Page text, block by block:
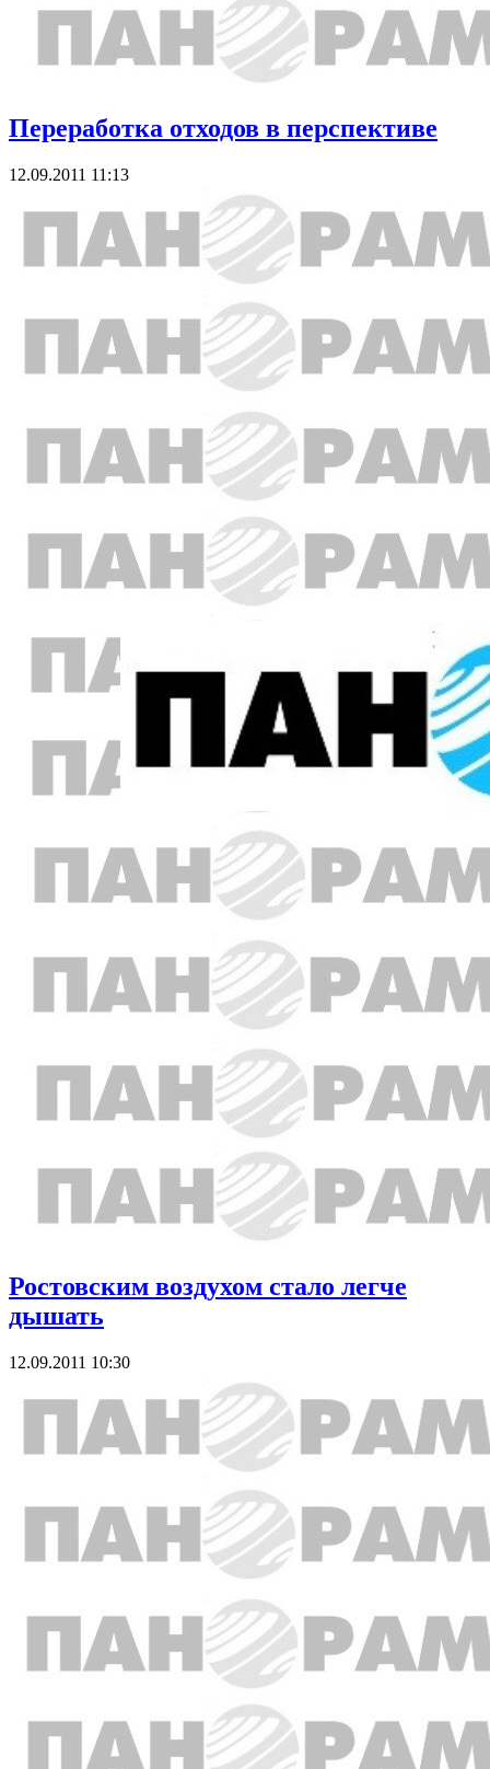
Переработка отходов в перспективе
12.09.2011 11:13
Ростовским воздухом стало легче
дышать
12.09.2011 10:30